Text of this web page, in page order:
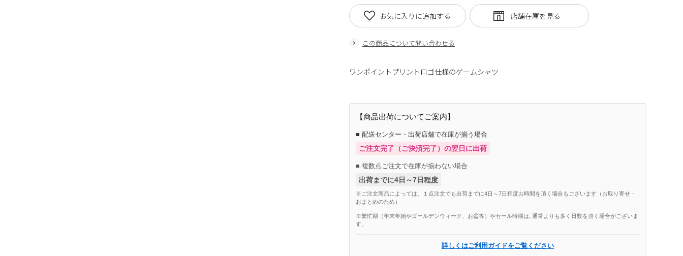
この商品について問い合わせる
お気に入りに追加する
ワンポイントプリントロゴ仕様のゲームシャツ
【商品出荷についてご案内】
■ 配送センター・出荷店舗で在庫が揃う場合
ご注文完了（ご決済完了）の翌日に出荷
■ 複数点ご注文で在庫が揃わない場合
出荷までに4日～7日程度
※ご注文商品によっては、１点注文でも出荷までに4日～7日程度お時間を頂く場合もございます（お取り寄せ・
おまとめのため）
※繁忙期（年末年始やゴールデンウィーク、お盆等）やセール時期は, 通常よりも多く日数を頂く場合がございま
す。
詳しくはご利用ガイドをご覧ください